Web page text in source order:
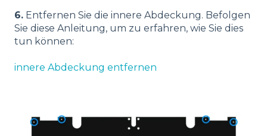
6. Entfernen Sie die innere Abdeckung. Befolgen
Sie diese Anleitung, um zu erfahren, wie Sie dies
tun können:
innere Abdeckung entfernen